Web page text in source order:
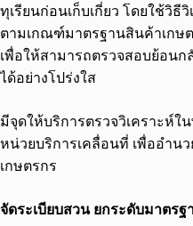
ทุเรียนก่อนเก็บเกี่ยว โดยใช้วิธี
ตามเกณฑ์มาตรฐานสินค้าเกษต
เพื่อให้สามารถตรวจสอบย้อน
ได้อย่างโปร่งใส
มีจุดให้บริการตรวจวิเคราะห์ใ
หน่วยบริการเคลื่อนที่ เพื่ออำน
เกษตรกร
จัดระเบียบสวน ยกระดับมาตร